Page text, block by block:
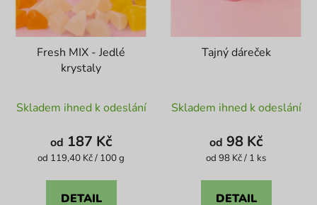
Fresh MIX - Jedlé
krystaly
hodnocení
produktu
je
z
Skladem ihned k odeslání
od 187 Kč
Měrná
od 119,40 Kč / 100 g
DETAIL
Tajný dáreček
hodnocení
produktu
je
z
Skladem ihned k odeslání
od 98 Kč
Měrná
od 98 Kč / 1 ks
DETAIL